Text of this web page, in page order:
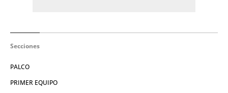
Secciones
PALCO
PRIMER EQUIPO